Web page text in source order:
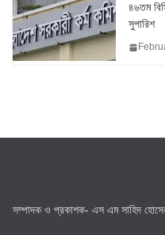
৪৬তম
সুপারিশ
সম্পাদক ও প্রকাশক- এস এম সাহিদ